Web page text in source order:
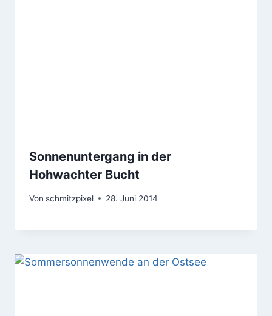
Sonnenuntergang in der
Hohwachter Bucht
Von schmitzpixel 28. Juni 2014